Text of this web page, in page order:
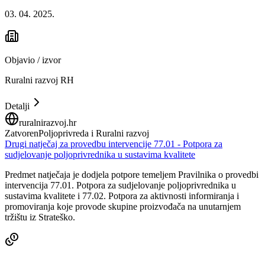
03. 04. 2025.
Objavio / izvor
Ruralni razvoj RH
Detalji
ruralnirazvoj.hr
ZatvorenPoljoprivreda i Ruralni razvoj
Drugi natječaj za provedbu intervencije 77.01 - Potpora za
sudjelovanje poljoprivrednika u sustavima kvalitete
Predmet natječaja je dodjela potpore temeljem Pravilnika o provedbi
intervencija 77.01. Potpora za sudjelovanje poljoprivrednika u
sustavima kvalitete i 77.02. Potpora za aktivnosti informiranja i
promoviranja koje provode skupine proizvođača na unutarnjem
tržištu iz Strateško.